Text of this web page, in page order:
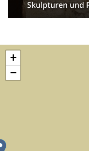
Skulpturen und